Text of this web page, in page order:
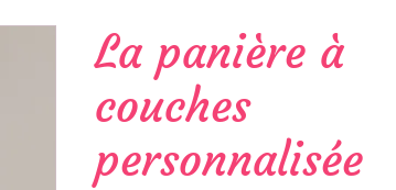
La panière à
couches
personnalisée